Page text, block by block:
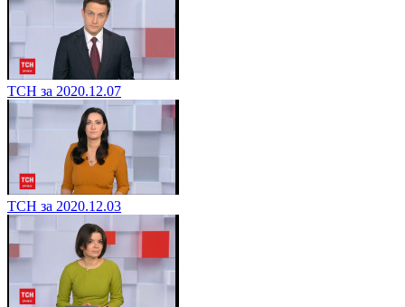
ТСН за 2020.12.07
ТСН за 2020.12.03